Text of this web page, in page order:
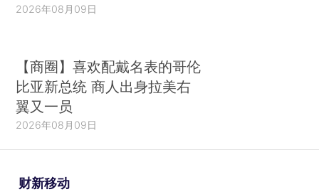
2026年08月09日
【商圈】喜欢配戴名表的哥伦
比亚新总统 商人出身拉美右
翼又一员
2026年08月09日
财新移动